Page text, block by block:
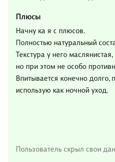
Плюсы
Начну ка я с плюсов.
Полностью натуральный
Текстура у него
но при этом не особо
Впитывается конечно долго,
использую как ночной уход.
Пользователь скрыл свои